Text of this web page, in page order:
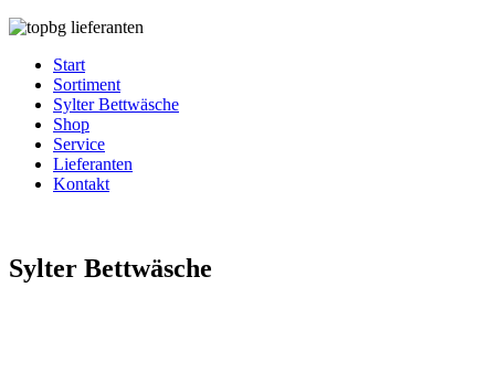
Start
Sortiment
Sylter Bettwäsche
Shop
Service
Lieferanten
Kontakt
Sylter Bettwäsche